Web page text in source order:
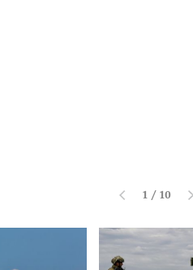
1 / 10